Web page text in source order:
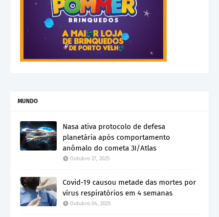
MUNDO
Nasa ativa protocolo de defesa
planetária após comportamento
anômalo do cometa 3I/Atlas
Outubro 27, 2025
Covid-19 causou metade das mortes por
vírus respiratórios em 4 semanas
Outubro 04, 2025